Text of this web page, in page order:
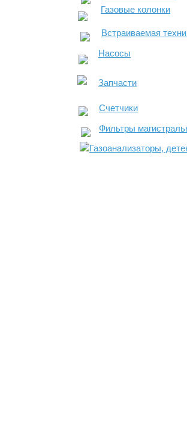
Газовые колонки
Встраиваемая
Насосы
Запчасти
Счетчики
Фильтры
Газоанализаторы,